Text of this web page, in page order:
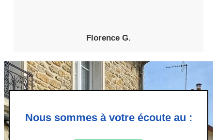
Florence G.
Nous sommes à votre écoute au :